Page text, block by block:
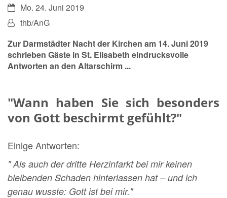
Datum:Mo. 24. Juni 2019
Von:thb/AnG
Zur Darmstädter Nacht der Kirchen am 14. Juni 2019
schrieben Gäste in St. Elisabeth eindrucksvolle
Antworten an den Altarschirm ...
"Wann haben Sie sich besonders
von Gott beschirmt gefühlt?"
Einige Antworten:
" Als auch der dritte Herzinfarkt bei mir keinen
bleibenden Schaden hinterlassen hat – und ich
genau wusste: Gott ist bei mir."